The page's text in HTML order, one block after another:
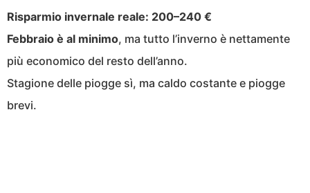
Risparmio invernale reale: 200–240 €
Febbraio è al minimo, ma tutto l’inverno è nettamente
più economico del resto dell’anno.
Stagione delle piogge sì, ma caldo costante e piogge
brevi.